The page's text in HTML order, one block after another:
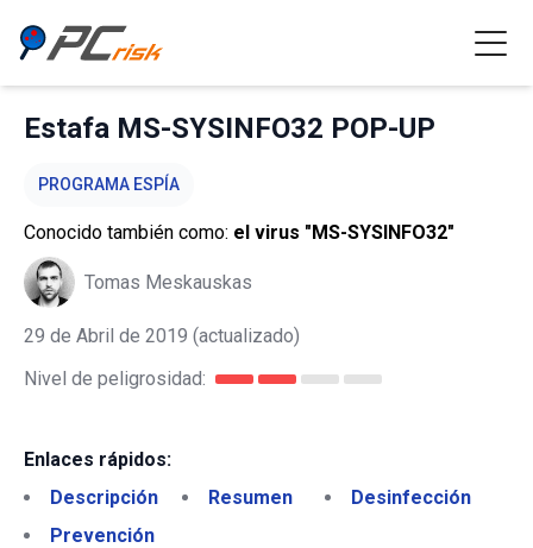
Estafa MS-SYSINFO32 POP-UP
PROGRAMA ESPÍA
Conocido también como: el virus "MS-SYSINFO32"
Tomas Meskauskas
29 de Abril de 2019 (actualizado)
Nivel de peligrosidad:
Enlaces rápidos:
Descripción
Resumen
Desinfección
Prevención